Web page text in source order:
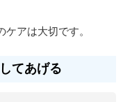
アは大切です。
てあげる